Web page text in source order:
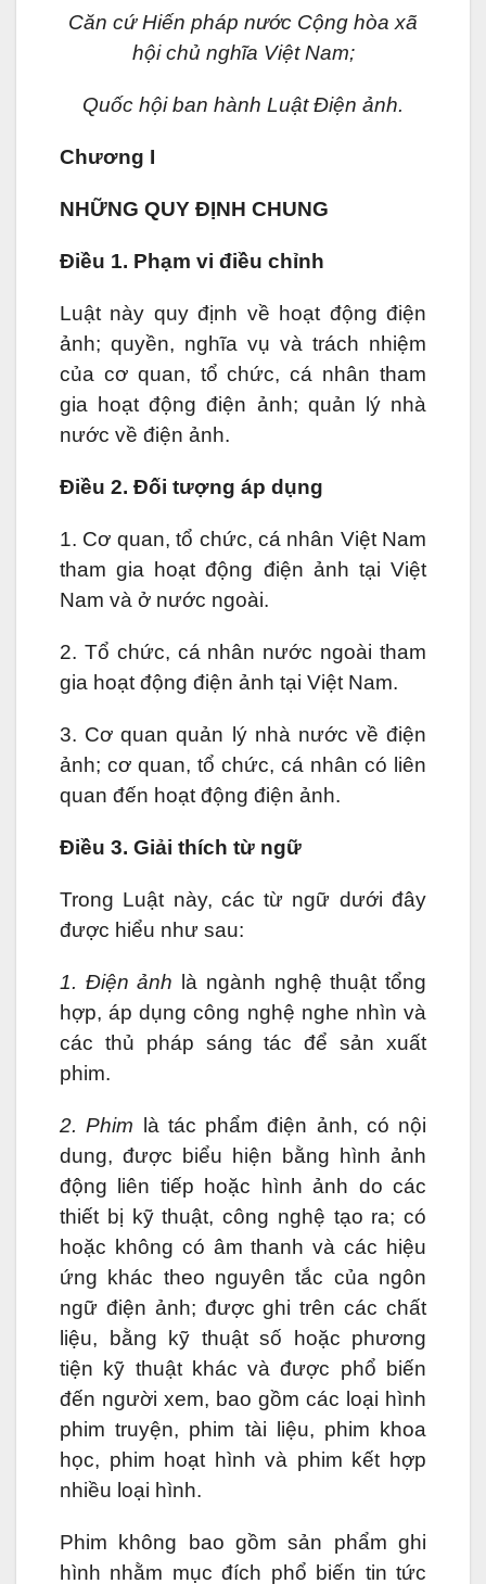
Căn cứ Hiến pháp nước Cộng hòa xã
hội chủ nghĩa Việt Nam;
Quốc hội ban hành Luật Điện ảnh.
Chương I
NHỮNG QUY ĐỊNH CHUNG
Điều 1. Phạm vi điều chỉnh
Luật này quy định về hoạt động điện
ảnh; quyền, nghĩa vụ và trách nhiệm
của cơ quan, tổ chức, cá nhân tham
gia hoạt động điện ảnh; quản lý nhà
nước về điện ảnh.
Điều 2. Đối tượng áp dụng
1. Cơ quan, tổ chức, cá nhân Việt Nam
tham gia hoạt động điện ảnh tại Việt
Nam và ở nước ngoài.
2. Tổ chức, cá nhân nước ngoài tham
gia hoạt động điện ảnh tại Việt Nam.
3. Cơ quan quản lý nhà nước về điện
ảnh; cơ quan, tổ chức, cá nhân có liên
quan đến hoạt động điện ảnh.
Điều 3. Giải thích từ ngữ
Trong Luật này, các từ ngữ dưới đây
được hiểu như sau:
1. Điện ảnh là ngành nghệ thuật tổng
hợp, áp dụng công nghệ nghe nhìn và
các thủ pháp sáng tác để sản xuất
phim.
2. Phim là tác phẩm điện ảnh, có nội
dung, được biểu hiện bằng hình ảnh
động liên tiếp hoặc hình ảnh do các
thiết bị kỹ thuật, công nghệ tạo ra; có
hoặc không có âm thanh và các hiệu
ứng khác theo nguyên tắc của ngôn
ngữ điện ảnh; được ghi trên các chất
liệu, bằng kỹ thuật số hoặc phương
tiện kỹ thuật khác và được phổ biến
đến người xem, bao gồm các loại hình
phim truyện, phim tài liệu, phim khoa
học, phim hoạt hình và phim kết hợp
nhiều loại hình.
Phim không bao gồm sản phẩm ghi
hình nhằm mục đích phổ biến tin tức